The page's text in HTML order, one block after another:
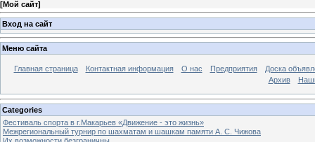
[Мой сайт]
Вход на сайт
Меню сайта
Главная страница Контактная информация О нас Предприятия
Доска
Архив
Categories
Фестиваль спорта в г.Макарьев «Движение - это жизнь»
Межрегиональный турнир по шахматам и шашкам памяти А. С. Чижова